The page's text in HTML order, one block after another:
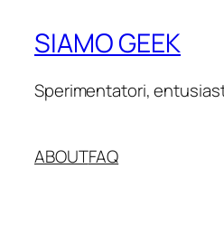
SIAMO GEEK
Sperimentatori,
ABOUTFAQ